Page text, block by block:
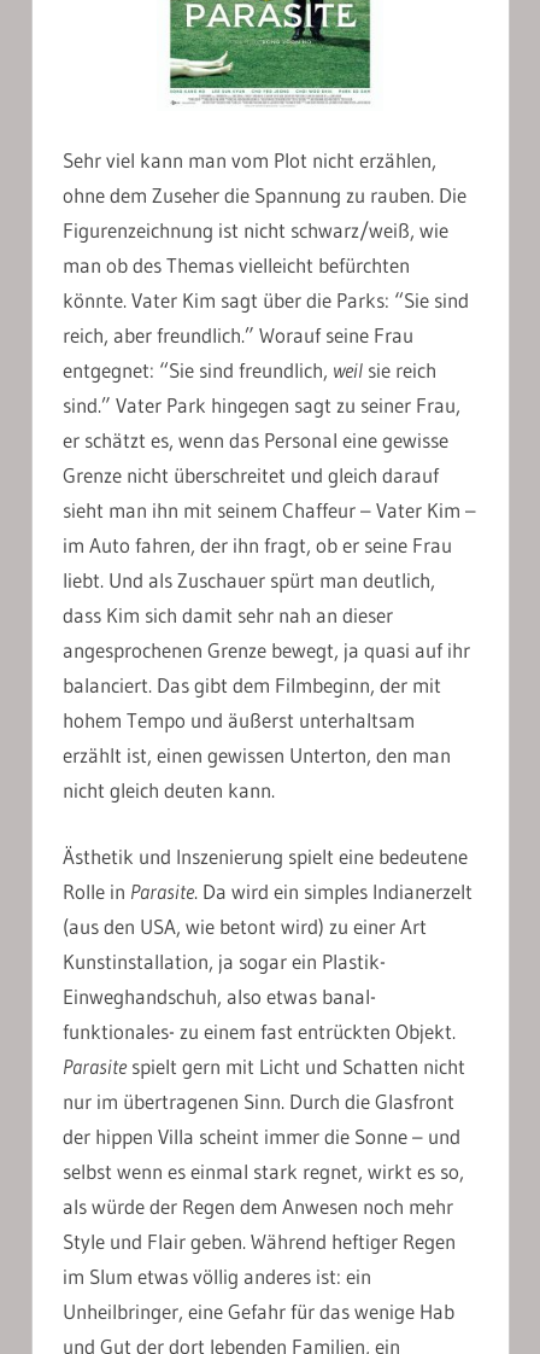
Sehr viel kann man vom Plot nicht erzählen,
ohne dem Zuseher die Spannung zu rauben. Die
Figurenzeichnung ist nicht schwarz/weiß, wie
man ob des Themas vielleicht befürchten
könnte. Vater Kim sagt über die Parks: “Sie sind
reich, aber freundlich.” Worauf seine Frau
entgegnet: “Sie sind freundlich, weil sie reich
sind.” Vater Park hingegen sagt zu seiner Frau,
er schätzt es, wenn das Personal eine gewisse
Grenze nicht überschreitet und gleich darauf
sieht man ihn mit seinem Chaffeur – Vater Kim –
im Auto fahren, der ihn fragt, ob er seine Frau
liebt. Und als Zuschauer spürt man deutlich,
dass Kim sich damit sehr nah an dieser
angesprochenen Grenze bewegt, ja quasi auf ihr
balanciert. Das gibt dem Filmbeginn, der mit
hohem Tempo und äußerst unterhaltsam
erzählt ist, einen gewissen Unterton, den man
nicht gleich deuten kann.
Ästhetik und Inszenierung spielt eine bedeutene
Rolle in Parasite. Da wird ein simples Indianerzelt
(aus den USA, wie betont wird) zu einer Art
Kunstinstallation, ja sogar ein Plastik-
Einweghandschuh, also etwas banal-
funktionales- zu einem fast entrückten Objekt.
Parasitespielt gern mit Licht und Schatten nicht
nur im übertragenen Sinn. Durch die Glasfront
der hippen Villa scheint immer die Sonne – und
selbst wenn es einmal stark regnet, wirkt es so,
als würde der Regen dem Anwesen noch mehr
Style und Flair geben. Während heftiger Regen
im Slum etwas völlig anderes ist: ein
Unheilbringer, eine Gefahr für das wenige Hab
und Gut der dort lebenden Familien, ein